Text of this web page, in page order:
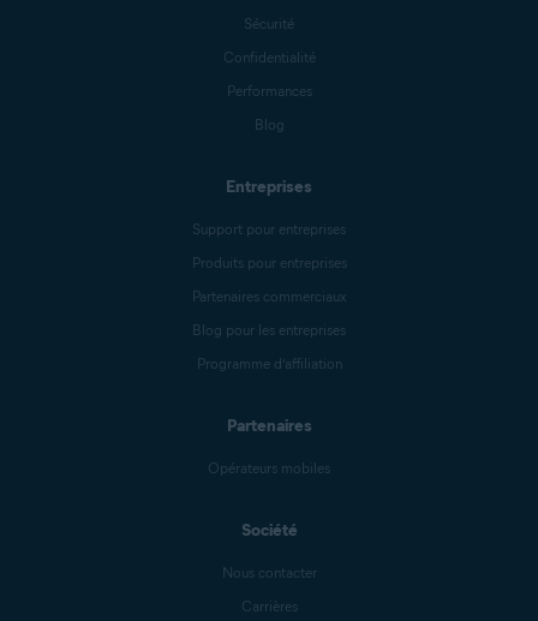
Sécurité
Confidentialité
Performances
Blog
Entreprises
Support pour entreprises
Produits pour entreprises
Partenaires commerciaux
Blog pour les entreprises
Programme d’affiliation
Partenaires
Opérateurs mobiles
Société
Nous contacter
Carrières